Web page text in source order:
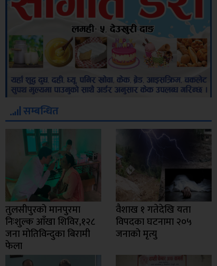
सम्बन्धित
तुलसीपुरको मानपुरमा
निःशुल्क आँखा शिविर,१२८
जना मोतिविन्दुका बिरामी
फेला
वैशाख १ गतेदेखि यता
विपदका घटनामा २०५
जनाको मृत्यु